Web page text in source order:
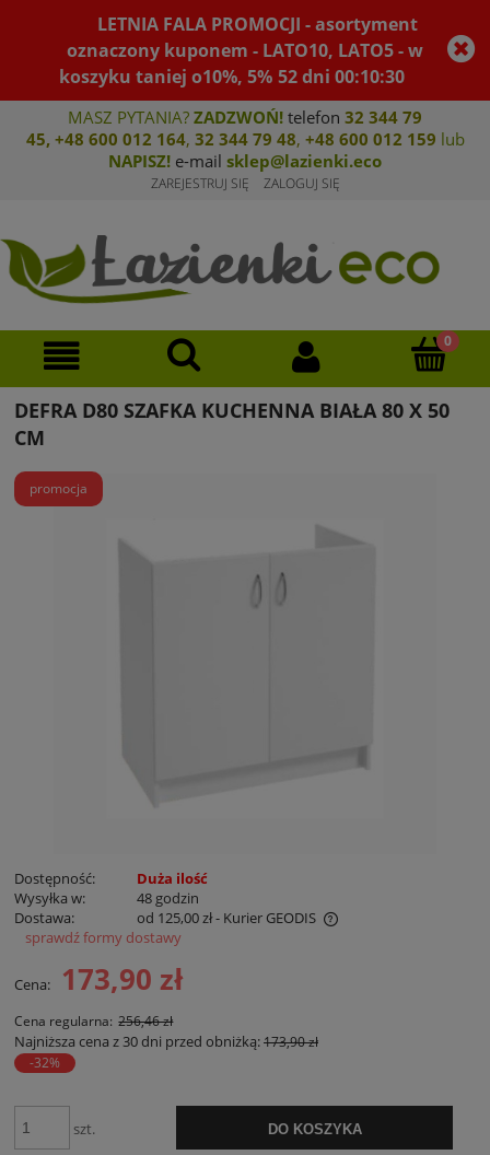
LETNIA FALA PROMOCJI - asortyment
oznaczony kuponem - LATO10, LATO5 - w
koszyku taniej o10%, 5% 52dni00:10:29
MASZ PYTANIA? ZADZWOŃ! telefon 32 344 79
45, +48 600 012 164, 32 344 79 48, +48 600 012 159 lub
NAPISZ! e-mail sklep@lazienki.eco
ZAREJESTRUJ SIĘ ZALOGUJ SIĘ
DEFRA D80 SZAFKA KUCHENNA BIAŁA 80 X 50
CM
promocja
Dostępność:
Duża ilość
Wysyłka w:
48 godzin
Dostawa:
od 125,00 zł- Kurier GEODIS
Cena nie zawiera ewentualnych kosztów płatności
sprawdź formy dostawy
Cena: 173,90 zł
Cena regularna: 256,46 zł
Najniższa cena z 30 dni przed obniżką:173,90 zł
-32%
szt. DO KOSZYKA